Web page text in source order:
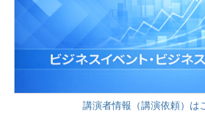
講演者情報（講演依頼）は